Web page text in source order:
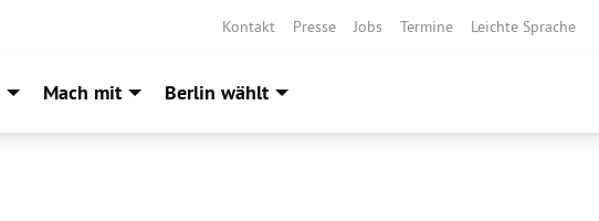
Kontakt Presse Jobs Termine Leichte Sprache
Mach mit Berlin wählt